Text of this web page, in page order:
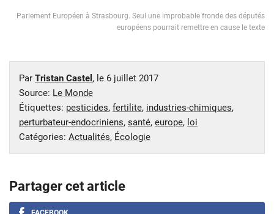
Parlement Européen à Strasbourg. Seul une improbable fronde des députés
européens pourrait remettre en cause le texte
Par Tristan Castel , le 6 juillet 2017
Source: Le Monde
Étiquettes: pesticides, fertilite, industries-chimiques,
perturbateur-endocriniens, santé, europe, loi
Catégories: Actualités, Écologie
Partager cet article